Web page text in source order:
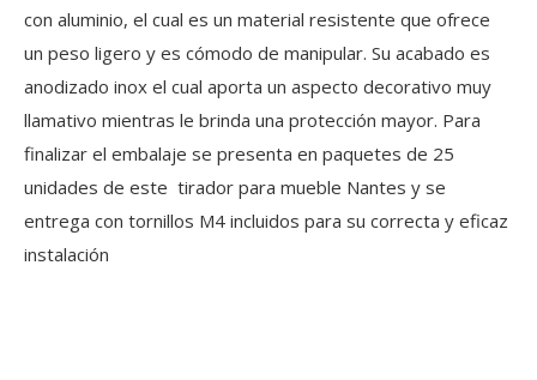
con aluminio, el cual es un material resistente que ofrece
un peso ligero y es cómodo de manipular. Su acabado es
anodizado inox el cual aporta un aspecto decorativo muy
llamativo mientras le brinda una protección mayor. Para
finalizar el embalaje se presenta en paquetes de 25
unidades de este tirador para mueble Nantes y se
entrega con tornillos M4 incluidos para su correcta y eficaz
instalación